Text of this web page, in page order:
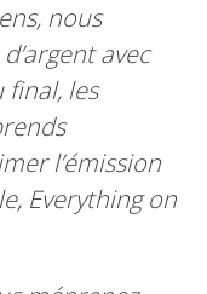
nous
avec
les
l’émission
Everything on